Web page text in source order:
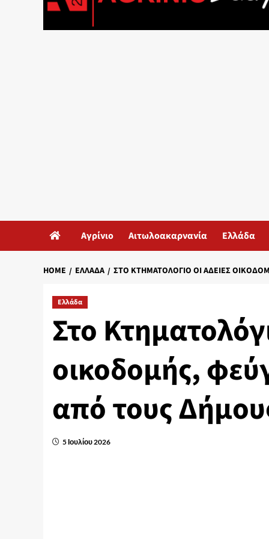
Αγρίνιο Αιτωλοακαρνανία Ελλάδα
HOME ΕΛΛΆΔΑ ΣΤΟ ΚΤΗΜΑΤΟΛΌΓΙΟ ΟΙ ΆΔΕΙΕΣ
Ελλάδα
Στο
οικοδομής,
από τους
5 Ιουλίου 2026